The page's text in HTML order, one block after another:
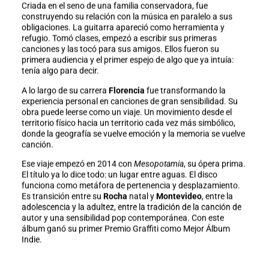
Criada en el seno de una familia conservadora, fue
construyendo su relación con la música en paralelo a sus
obligaciones. La guitarra apareció como herramienta y
refugio. Tomó clases, empezó a escribir sus primeras
canciones y las tocó para sus amigos. Ellos fueron su
primera audiencia y el primer espejo de algo que ya intuía:
tenía algo para decir.
A lo largo de su carrera Florencia fue transformando la
experiencia personal en canciones de gran sensibilidad. Su
obra puede leerse como un viaje. Un movimiento desde el
territorio físico hacia un territorio cada vez más simbólico,
donde la geografía se vuelve emoción y la memoria se vuelve
canción.
Ese viaje empezó en 2014 con Mesopotamia, su ópera prima.
El título ya lo dice todo: un lugar entre aguas. El disco
funciona como metáfora de pertenencia y desplazamiento.
Es transición entre su Rocha natal yMontevideo, entre la
adolescencia y la adultez, entre la tradición de la canción de
autor y una sensibilidad pop contemporánea. Con este
álbum ganó su primer Premio Graffiti como Mejor Álbum
Indie.